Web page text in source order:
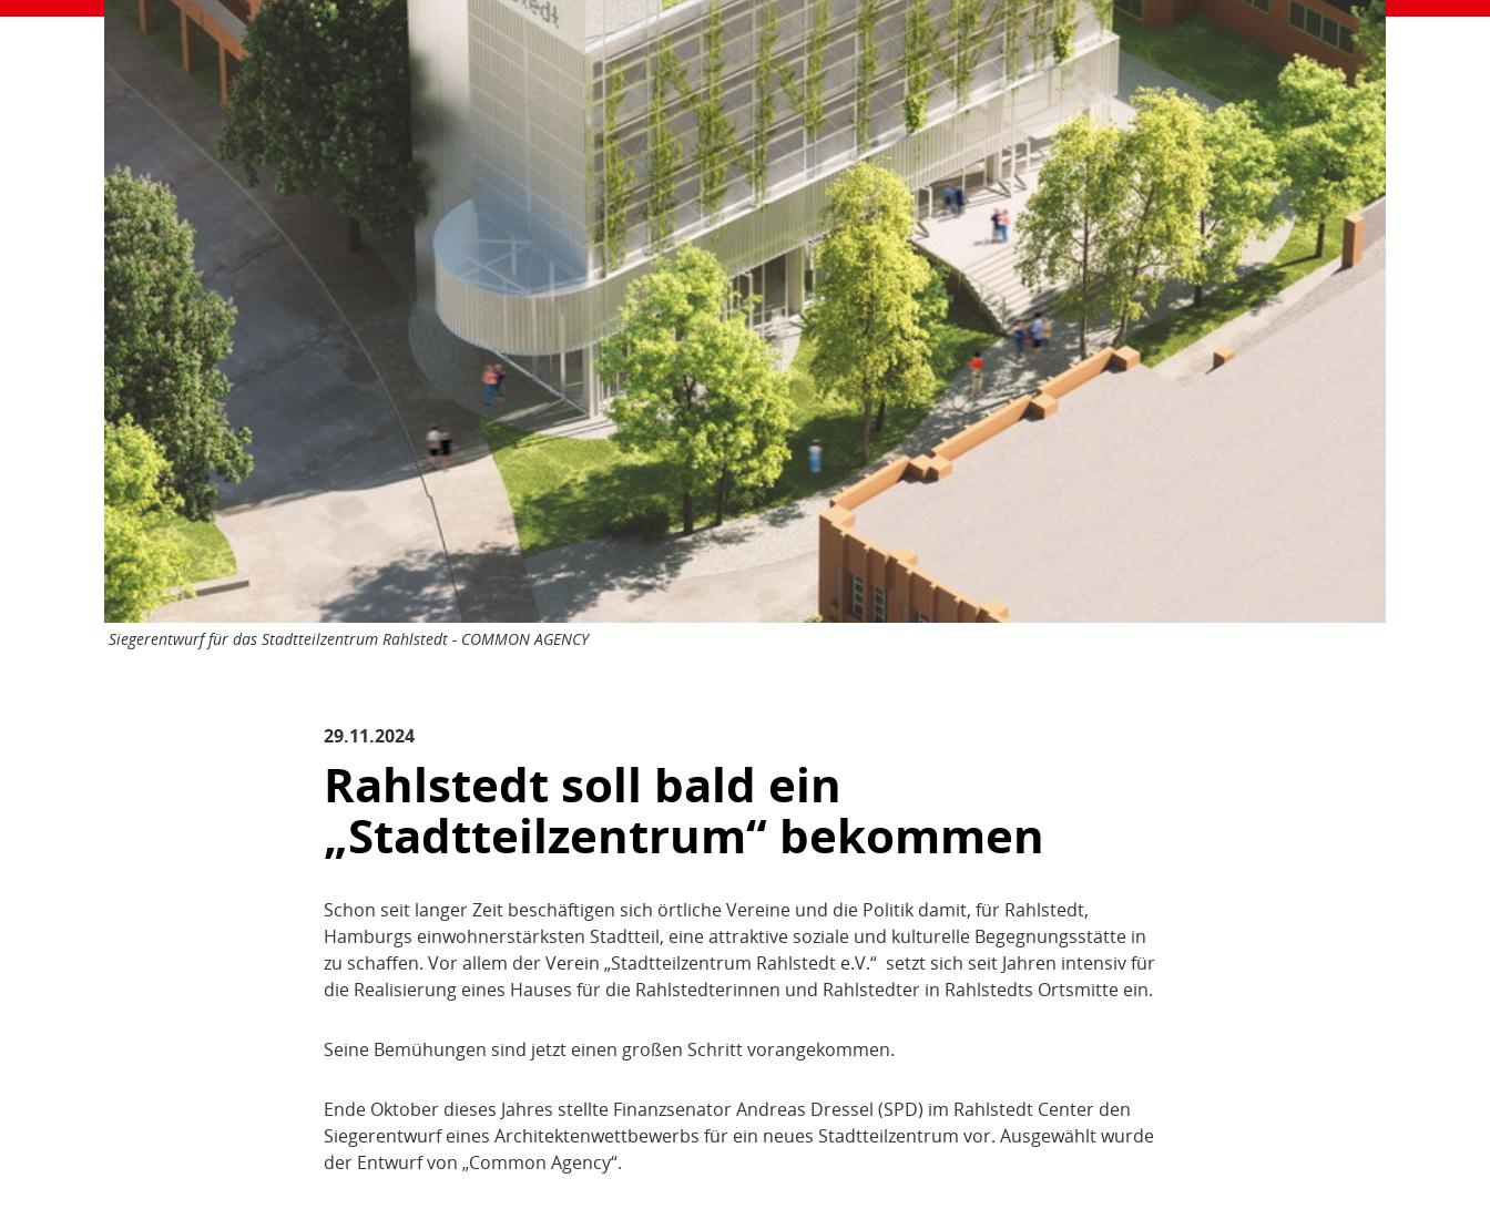
Siegerentwurf für das Stadtteilzentrum Rahlstedt - COMMON AGENCY
29.11.2024
Rahlstedt soll bald ein
„Stadtteilzentrum“ bekommen
Schon seit langer Zeit beschäftigen sich örtliche Vereine und die Politik damit, für Rahlstedt,
Hamburgs einwohnerstärksten Stadtteil, eine attraktive soziale und kulturelle Begegnungsstätte in
zu schaffen. Vor allem der Verein „Stadtteilzentrum Rahlstedt e.V.“ setzt sich seit Jahren intensiv für
die Realisierung eines Hauses für die Rahlstedterinnen und Rahlstedter in Rahlstedts Ortsmitte ein.
Seine Bemühungen sind jetzt einen großen Schritt vorangekommen.
Ende Oktober dieses Jahres stellte Finanzsenator Andreas Dressel (SPD) im Rahlstedt Center den
Siegerentwurf eines Architektenwettbewerbs für ein neues Stadtteilzentrum vor. Ausgewählt wurde
der Entwurf von „Common Agency“.